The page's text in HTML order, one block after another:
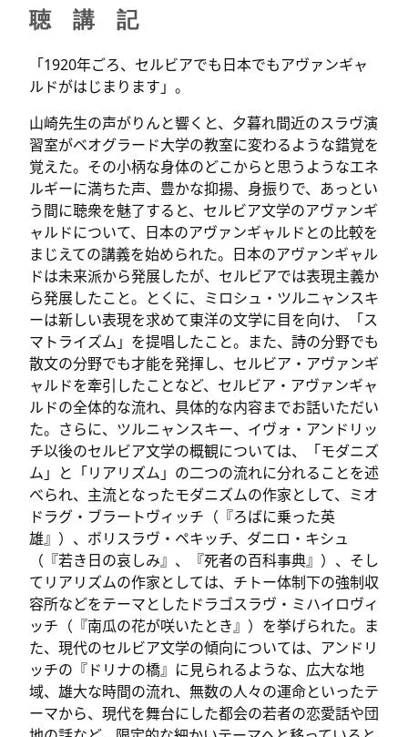
聴 講 記
「1920年ごろ、セルビアでも日本でもアヴァンギャ
ルドがはじまります」。
山崎先生の声がりんと響くと、夕暮れ間近のスラヴ演
習室がベオグラード大学の教室に変わるような錯覚を
覚えた。その小柄な身体のどこからと思うようなエネ
ルギーに満ちた声、豊かな抑揚、身振りで、あっとい
う間に聴衆を魅了すると、セルビア文学のアヴァンギ
ャルドについて、日本のアヴァンギャルドとの比較を
まじえての講義を始められた。日本のアヴァンギャル
ドは未来派から発展したが、セルビアでは表現主義か
ら発展したこと。とくに、ミロシュ・ツルニャンスキ
ーは新しい表現を求めて東洋の文学に目を向け、「ス
マトライズム」を提唱したこと。また、詩の分野でも
散文の分野でも才能を発揮し、セルビア・アヴァンギ
ャルドを牽引したことなど、セルビア・アヴァンギャ
ルドの全体的な流れ、具体的な内容までお話いただい
た。さらに、ツルニャンスキー、イヴォ・アンドリッ
チ以後のセルビア文学の概観については、「モダニズ
ム」と「リアリズム」の二つの流れに分れることを述
べられ、主流となったモダニズムの作家として、ミオ
ドラグ・ブラートヴィッチ（『ろばに乗った英
雄』）、ボリスラヴ・ペキッチ、ダニロ・キシュ
（『若き日の哀しみ』、『死者の百科事典』）、そし
てリアリズムの作家としては、チトー体制下の強制収
容所などをテーマとしたドラゴスラヴ・ミハイロヴィ
ッチ（『南瓜の花が咲いたとき』）を挙げられた。ま
た、現代のセルビア文学の傾向については、アンドリ
ッチの『ドリナの橋』に見られるような、広大な地
域、雄大な時間の流れ、無数の人々の運命といったテ
ーマから、現代を舞台にした都会の若者の恋愛話や団